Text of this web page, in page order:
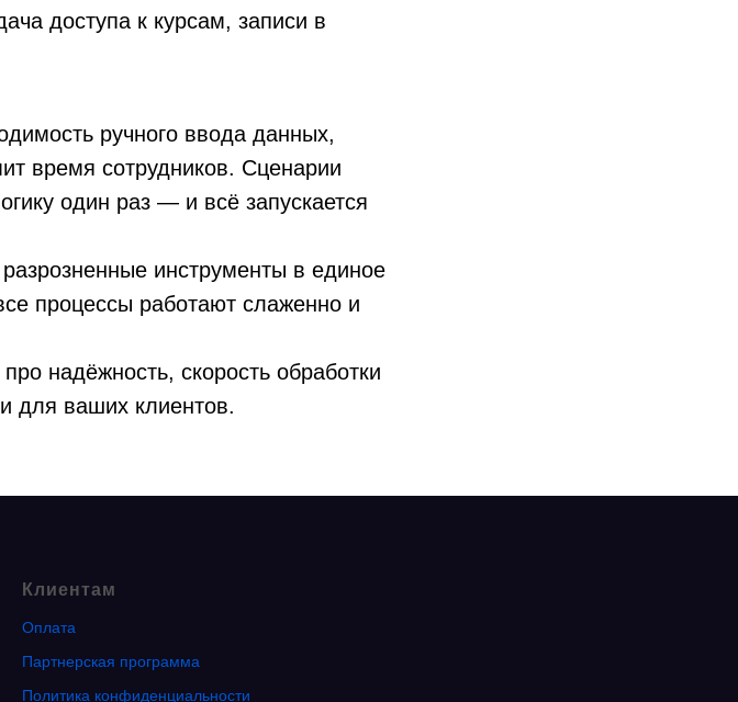
доступа к курсам, записи в
ручного ввода данных,
время сотрудников. Сценарии
один раз — и всё запускается
инструменты в единое
процессы работают слаженно и
надёжность, скорость обработки
для ваших клиентов.
Клиентам
Оплата
Партнерская программа
Политика конфиденциальности